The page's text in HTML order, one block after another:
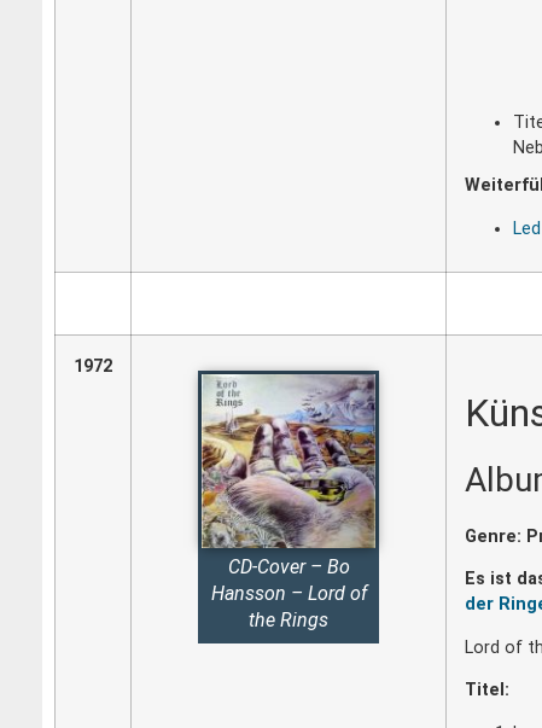
1972
CD-Cover – Bo
Hansson – Lord of
the Rings
Genre:
Es ist
der
Lord of
Titel: